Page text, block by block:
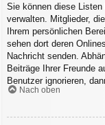
Sie können diese
verwalten. Mitglieder,
Ihrem persönlichen
sehen dort deren
Nachricht senden.
Beiträge Ihrer Freunde
Benutzer ignorieren,
Nach oben